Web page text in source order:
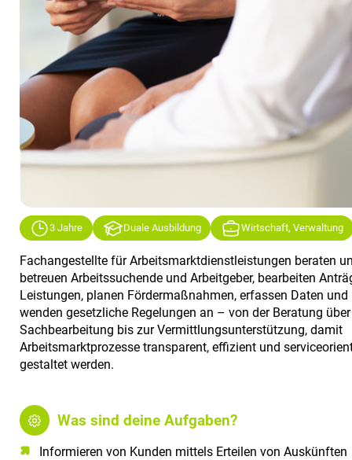
3 Jahre Duale Ausbildung Wirtschaft, Verwaltung
Fachangestellte für Arbeitsmarktdienstleistungen beraten
betreuen Arbeitssuchende und Arbeitgeber, bearbeiten
Leistungen, planen Fördermaßnahmen, erfassen Daten und
wenden gesetzliche Regelungen an – von der Beratung
Sachbearbeitung bis zur Vermittlungsunterstützung, damit
Arbeitsmarktprozesse transparent, effizient und
gestaltet werden.
Was sind deine Aufgaben?
Informieren von Kunden mittels Erteilen von Auskünften